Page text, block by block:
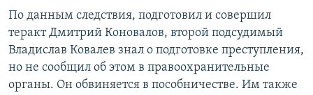
По данным следствия, подготовил и совершил
теракт Дмитрий Коновалов, второй подсудимый
Владислав Ковалев знал о подготовке преступления,
но не сообщил об этом в правоохранительные
органы. Он обвиняется в пособничестве. Им также